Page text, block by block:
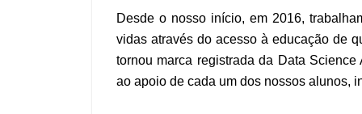
Desde o nosso início, em 2016,
vidas através do acesso à educação de
tornou marca registrada da Data
ao apoio de cada um dos nossos alunos,